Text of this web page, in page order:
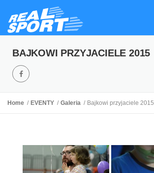
BAJKOWI PRZYJACIELE 2015
Home EVENTY Galeria Bajkowi przyjaciele 2015